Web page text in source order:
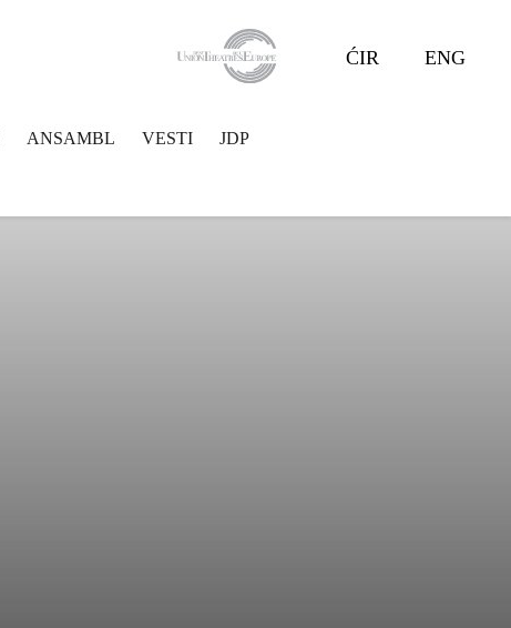
ĆIR ENG
ANSAMBL VESTI JDP